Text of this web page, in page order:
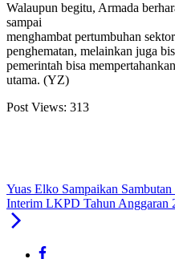
Walaupun begitu, Armada
sampai
menghambat pertumbuhan
penghematan, melainkan juga
pemerintah bisa
utama. (YZ)
Post Views: 313
Yuas Elko Sampaikan
Interim LKPD Tahun Anggaran